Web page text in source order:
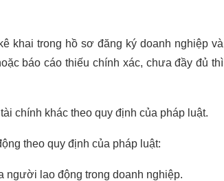
khai trong hồ sơ đăng ký doanh nghiệp và
báo cáo thiếu chính xác, chưa đầy đủ thì
chính khác theo quy định của pháp luật.
theo quy định của pháp luật:
người lao động trong doanh nghiệp.